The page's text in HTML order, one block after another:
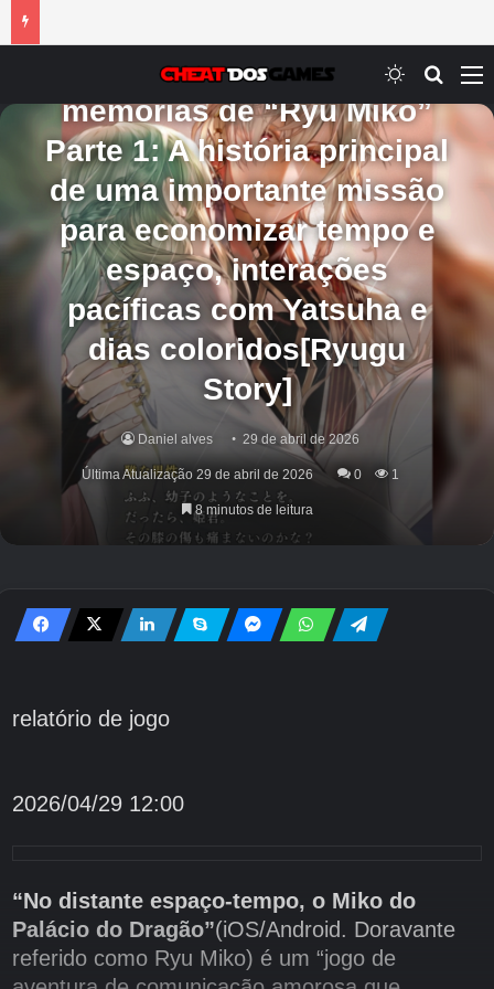
Switch skin
Caixa de tesouro de
memórias de “Ryu Miko”
Parte 1: A história principal
de uma importante missão
para economizar tempo e
espaço, interações
pacíficas com Yatsuha e
dias coloridos[Ryugu
Story]
Daniel alves 29 de abril de 2026
Última Atualização 29 de abril de 2026 0 1
8 minutos de leitura
relatório de jogo
2026/04/29 12:00
“No distante espaço-tempo, o Miko do
Palácio do Dragão”(iOS/Android. Doravante
referido como Ryu Miko) é um “jogo de